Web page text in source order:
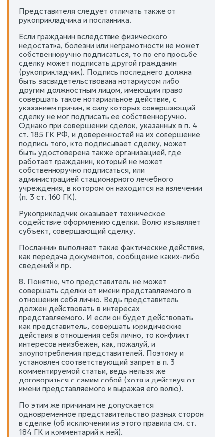
Представителя следует отличать также от
рукоприкладчика и посланника.
Если гражданин вследствие физического
недостатка, болезни или неграмотности не может
собственноручно подписаться, то по его просьбе
сделку может подписать другой гражданин
(рукоприкладчик). Подпись последнего должна
быть засвидетельствована нотариусом либо
другим должностным лицом, имеющим право
совершать такое нотариальное действие, с
указанием причин, в силу которых совершающий
сделку не мог подписать ее собственноручно.
Однако при совершении сделок, указанных в п. 4
ст. 185 ГК РФ, и доверенностей на их совершение
подпись того, кто подписывает сделку, может
быть удостоверена также организацией, где
работает гражданин, который не может
собственноручно подписаться, или
администрацией стационарного лечебного
учреждения, в котором он находится на излечении
(п. 3 ст. 160 ГК).
Рукоприкладчик оказывает техническое
содействие оформлению сделки. Волю изъявляет
субъект, совершающий сделку.
Посланник выполняет такие фактические действия,
как передача документов, сообщение каких-либо
сведений и пр.
8. Понятно, что представитель не может
совершать сделки от имени представляемого в
отношении себя лично. Ведь представитель
должен действовать в интересах
представляемого. И если он будет действовать
как представитель, совершать юридические
действия в отношения себя лично, то конфликт
интересов неизбежен, как, пожалуй, и
злоупотребления представителей. Поэтому и
установлен соответствующий запрет в п. 3
комментируемой статьи, ведь нельзя же
договориться с самим собой (хотя и действуя от
имени представляемого и выражая его волю).
По этим же причинам не допускается
одновременное представительство разных сторон
в сделке (об исключении из этого правила см. ст.
184 ГК и комментарий к ней).